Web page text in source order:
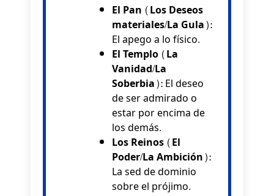
El Pan (Los Deseos
materiales/La Gula):
El apego a lo físico.
El Templo (La
Vanidad/La
Soberbia):El deseo
de ser admirado o
estar por encima de
los demás.
Los Reinos (El
Poder/La Ambición):
La sed de dominio
sobre el prójimo.